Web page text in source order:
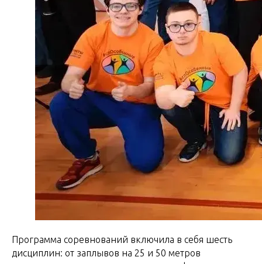
Программа соревнований включила в себя шесть
дисциплин: от заплывов на 25 и 50 метров